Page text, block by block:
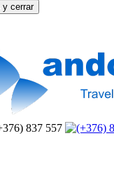
y cerrar
837 557